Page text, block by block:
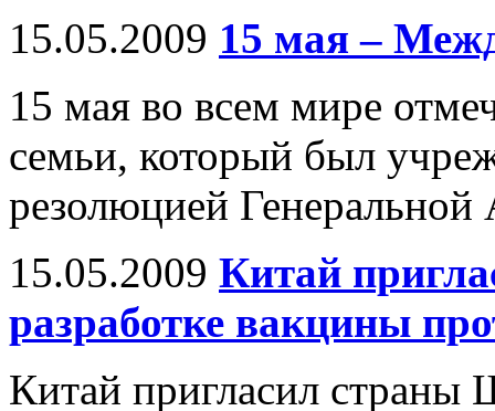
15.05.2009 15 мая –
15 мая во всем мире
семьи, который был
резолюцией
15.05.2009 Китай
разработке вакцины
Китай пригласил страны